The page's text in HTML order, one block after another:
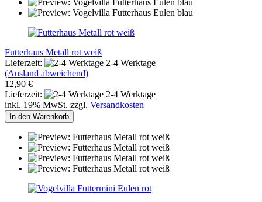
Futterhaus Metall rot weiß
Lieferzeit:
2-4 Werktage
(Ausland abweichend)
12,90 €
Lieferzeit:
2-4 Werktage
inkl. 19% MwSt. zzgl. Versandkosten
In den Warenkorb